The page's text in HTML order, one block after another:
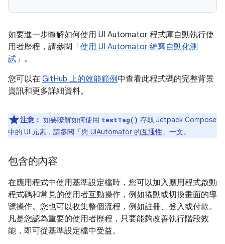
如要進一步瞭解如何使用 UI Automator 程式庫自動執行使
用者歷程，請參閱「 使用 UI Automator 編寫自動化測
試」。
您可以在 GitHub 上的效能範例中查看此程式碼的完整背景
資訊和更多詳細資料。
注意： 如要瞭解如何使用 testTag() 存取 Jetpack Compose
中的 UI 元素，請參閱「與 UiAutomator 的互通性 」一文。
包含的內容
在應用程式中使用基準設定檔時，您可以加入應用程式啟動
程式碼和常見的使用者互動操作，例如捲動或切換畫面的導
覽操作。您也可以收集整個流程，例如註冊、登入或付款。
凡是您認為重要的使用者歷程，只要能夠改善執行階段效
能，即可從基準設定檔中受益。